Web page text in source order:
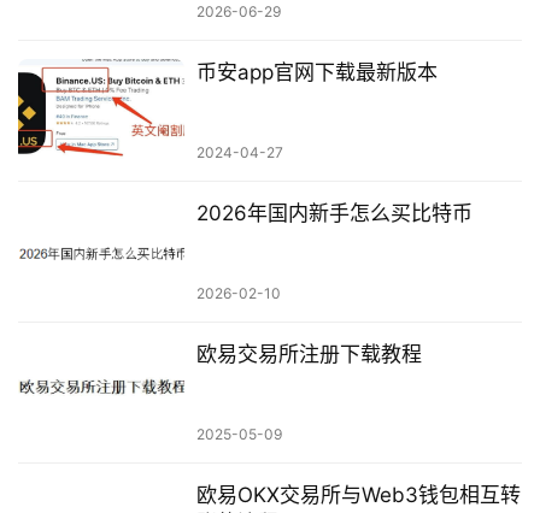
2026-06-29
币安app官网下载最新版本
2024-04-27
2026年国内新手怎么买比特币
2026-02-10
欧易交易所注册下载教程
2025-05-09
欧易OKX交易所与Web3钱包相互转